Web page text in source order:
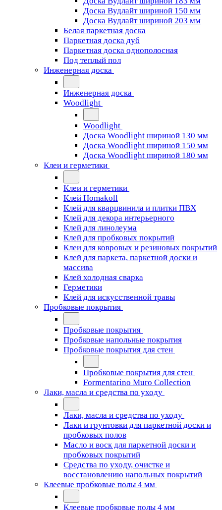
Доска Вудлайт шириной 150 мм
Доска Вудлайт шириной 203 мм
Белая паркетная доска
Паркетная доска дуб
Паркетная доска однополосная
Под теплый пол
Инженерная доска
Инженерная доска
Woodlight
Woodlight
Доска Woodlight шириной 130 мм
Доска Woodlight шириной 150 мм
Доска Woodlight шириной 180 мм
Клеи и герметики
Клеи и герметики
Клей Homakoll
Клей для кварцвинила и плитки ПВХ
Клей для декора интерьерного
Клей для линолеума
Клей для пробковых покрытий
Клеи для ковровых и резиновых покрытий
Клей для паркета, паркетной доски и
массива
Клей холодная сварка
Герметики
Клей для искусственной травы
Пробковые покрытия
Пробковые покрытия
Пробковые напольные покрытия
Пробковые покрытия для стен
Пробковые покрытия для стен
Formentarino Muro Collection
Лаки, масла и средства по уходу
Лаки, масла и средства по уходу
Лаки и грунтовки для паркетной доски и
пробковых полов
Масло и воск для паркетной доски и
пробковых покрытий
Средства по уходу, очистке и
восстановлению напольных покрытий
Клеевые пробковые полы 4 мм
Клеевые пробковые полы 4 мм